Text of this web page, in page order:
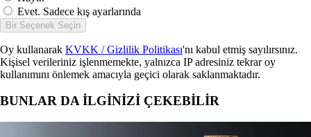
Evet. Sadece kış ayarlarında
Bir Seçenek Seçin
Oy kullanarak KVKK / Gizlilik Politikası'nı kabul etmiş sayılırsınız.
Kişisel verileriniz işlenmemekte, yalnızca IP adresiniz tekrar oy
kullanımını önlemek amacıyla geçici olarak saklanmaktadır.
BUNLAR DA İLGİNİZİ ÇEKEBİLİR